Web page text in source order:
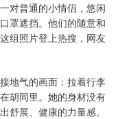
对普通的小情侣，悠闲
罩遮挡。他们的随意和
组照片登上热搜，网友
地气的画面：拉着行李
胡同里。她的身材没有
舒展、健康的力量感。